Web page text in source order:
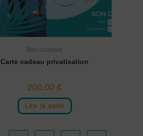
Bon cadeaux
Carte cadeau privatisation
200,00€
Lire la suite